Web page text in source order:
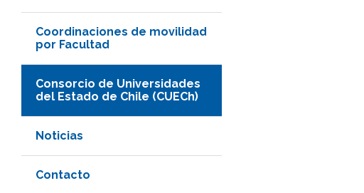
Coordinaciones de movilidad
por Facultad
Consorcio de Universidades
del Estado de Chile (CUECh)
Noticias
Contacto